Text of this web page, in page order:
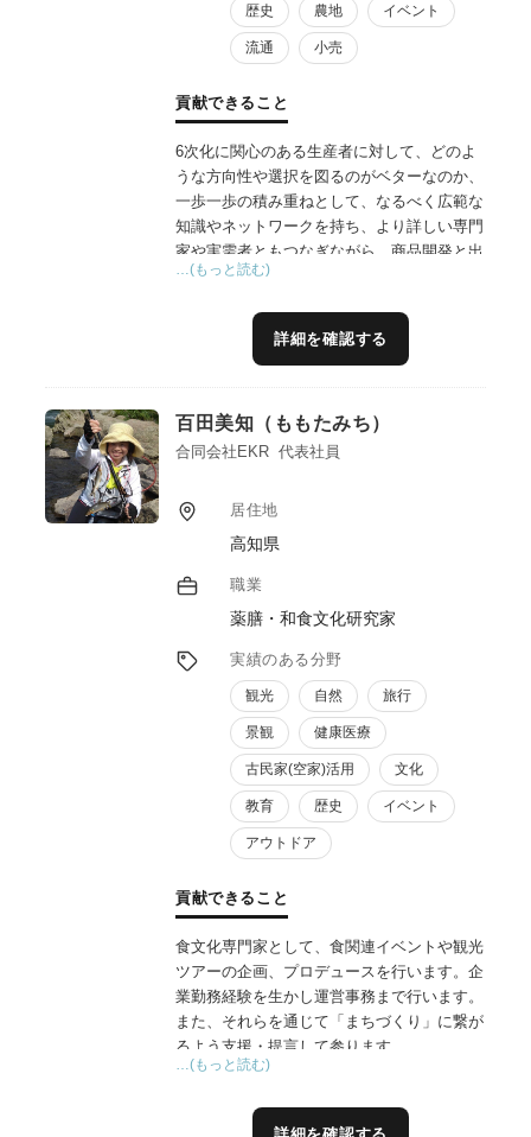
歴史 農地 イベント
流通 小売
貢献できること
6次化に関心のある生産者に対して、どのよ
うな方向性や選択を図るのがベターなのか、
一歩一歩の積み重ねとして、なるべく広範な
知識やネットワークを持ち、より詳しい専門
家や実需者ともつなぎながら、商品開発と出
口作りを一気通貫してお手伝いしています。
から、どのように消費者や実需者に各生産者
の商品やこだわり特徴を伝えていくか、
…(もっと読む)
詳細を確認する
百田美知（ももたみち）
合同会社EKR 代表社員
居住地
高知県
職業
薬膳・和食文化研究家
実績のある分野
観光 自然 旅行
景観 健康医療
古民家(空家)活用 文化
教育 歴史 イベント
アウトドア
貢献できること
食文化専門家として、食関連イベントや観光
ツアーの企画、プロデュースを行います。企
業勤務経験を生かし運営事務まで行います。
また、それらを通じて「まちづくり」に繋が
るよう支援・提言して参ります。
…(もっと読む)
詳細を確認する